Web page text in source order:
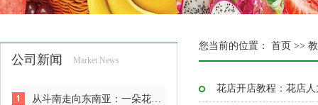
公司新闻 Market News
从斗南走向东南亚：一朵花的出海反攻战
您当前的位置： 首页 >>
花店开店教程：花店